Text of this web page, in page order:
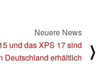
Neuere News
und das XPS 17 sind
Deutschland erhältlich
⟩